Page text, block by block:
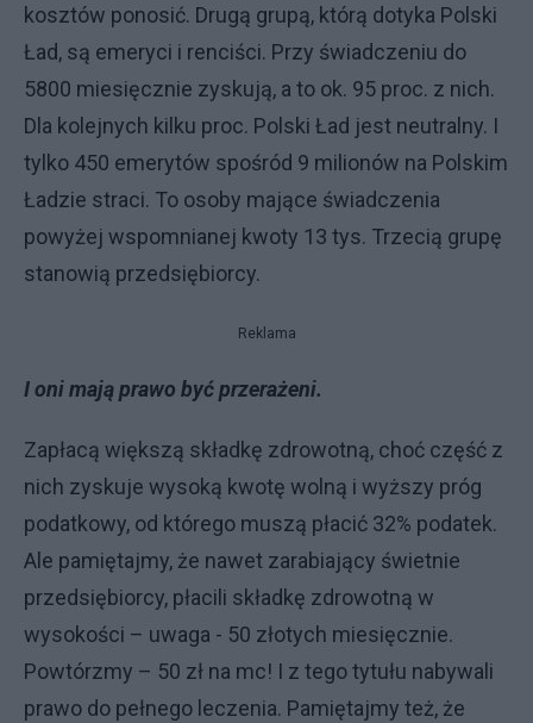
kosztów ponosić. Drugą grupą, którą dotyka Polski
Ład, są emeryci i renciści. Przy świadczeniu do
5800 miesięcznie zyskują, a to ok. 95 proc. z nich.
Dla kolejnych kilku proc. Polski Ład jest neutralny. I
tylko 450 emerytów spośród 9 milionów na Polskim
Ładzie straci. To osoby mające świadczenia
powyżej wspomnianej kwoty 13 tys. Trzecią grupę
stanowią przedsiębiorcy.
Reklama
I oni mają prawo być przerażeni.
Zapłacą większą składkę zdrowotną, choć część z
nich zyskuje wysoką kwotę wolną i wyższy próg
podatkowy, od którego muszą płacić 32% podatek.
Ale pamiętajmy, że nawet zarabiający świetnie
przedsiębiorcy, płacili składkę zdrowotną w
wysokości – uwaga - 50 złotych miesięcznie.
Powtórzmy – 50 zł na mc! I z tego tytułu nabywali
prawo do pełnego leczenia. Pamiętajmy też, że